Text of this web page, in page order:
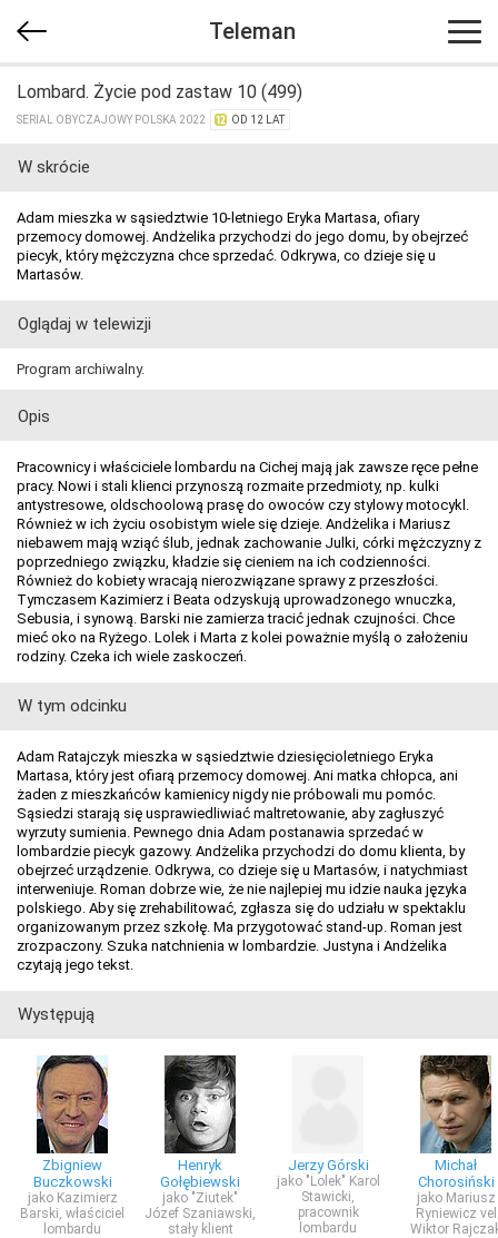
Teleman
Lombard. Życie pod zastaw 10 (499)
SERIAL OBYCZAJOWY POLSKA 2022 OD 12 LAT
W skrócie
Adam mieszka w sąsiedztwie 10-letniego Eryka Martasa, ofiary
przemocy domowej. Andżelika przychodzi do jego domu, by obejrzeć
piecyk, który mężczyzna chce sprzedać. Odkrywa, co dzieje się u
Martasów.
Oglądaj w telewizji
Program archiwalny.
Opis
Pracownicy i właściciele lombardu na Cichej mają jak zawsze ręce pełne
pracy. Nowi i stali klienci przynoszą rozmaite przedmioty, np. kulki
antystresowe, oldschoolową prasę do owoców czy stylowy motocykl.
Również w ich życiu osobistym wiele się dzieje. Andżelika i Mariusz
niebawem mają wziąć ślub, jednak zachowanie Julki, córki mężczyzny z
poprzedniego związku, kładzie się cieniem na ich codzienności.
Również do kobiety wracają nierozwiązane sprawy z przeszłości.
Tymczasem Kazimierz i Beata odzyskują uprowadzonego wnuczka,
Sebusia, i synową. Barski nie zamierza tracić jednak czujności. Chce
mieć oko na Ryżego. Lolek i Marta z kolei poważnie myślą o założeniu
rodziny. Czeka ich wiele zaskoczeń.
W tym odcinku
Adam Ratajczyk mieszka w sąsiedztwie dziesięcioletniego Eryka
Martasa, który jest ofiarą przemocy domowej. Ani matka chłopca, ani
żaden z mieszkańców kamienicy nigdy nie próbowali mu pomóc.
Sąsiedzi starają się usprawiedliwiać maltretowanie, aby zagłuszyć
wyrzuty sumienia. Pewnego dnia Adam postanawia sprzedać w
lombardzie piecyk gazowy. Andżelika przychodzi do domu klienta, by
obejrzeć urządzenie. Odkrywa, co dzieje się u Martasów, i natychmiast
interweniuje. Roman dobrze wie, że nie najlepiej mu idzie nauka języka
polskiego. Aby się zrehabilitować, zgłasza się do udziału w spektaklu
organizowanym przez szkołę. Ma przygotować stand-up. Roman jest
zrozpaczony. Szuka natchnienia w lombardzie. Justyna i Andżelika
czytają jego tekst.
Występują
Zbigniew
Buczkowski
jako Kazimierz
Barski, właściciel
lombardu
Henryk
Gołębiewski
jako "Ziutek"
Józef Szaniawski,
stały klient
Jerzy Górski
jako "Lolek" Karol
Stawicki,
pracownik
lombardu
Michał
Chorosiński
jako Mariusz
Ryniewicz vel
Wiktor